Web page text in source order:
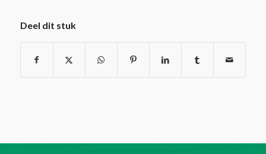
Deel dit stuk